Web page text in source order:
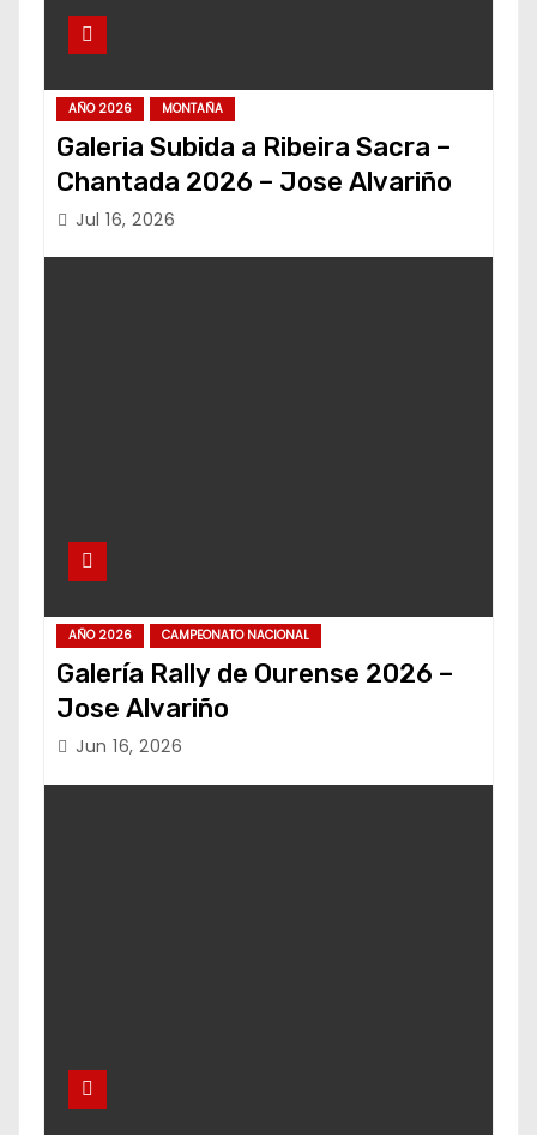
AÑO 2026 MONTAÑA
Galeria Subida a Ribeira Sacra –
Chantada 2026 – Jose Alvariño
Jul 16, 2026
AÑO 2026 CAMPEONATO NACIONAL
Galería Rally de Ourense 2026 –
Jose Alvariño
Jun 16, 2026